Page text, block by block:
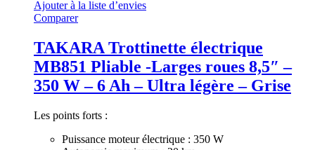
Ajouter à la liste d’envies
Comparer
TAKARA Trottinette électrique
MB851 Pliable -Larges roues 8,5″ –
350 W – 6 Ah – Ultra légère – Grise
Les points forts :
Puissance moteur électrique : 350 W